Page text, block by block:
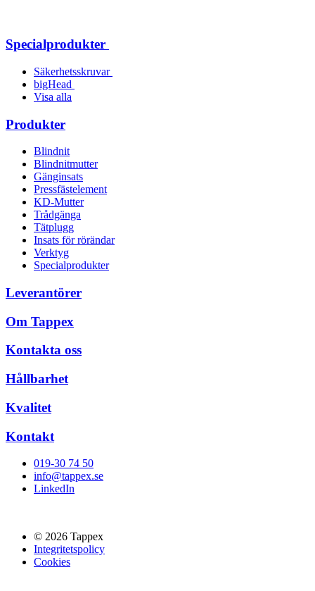
Specialprodukter
Säkerhetsskruvar
bigHead
Visa alla
Produkter
Blindnit
Blindnitmutter
Gänginsats
Pressfästelement
KD-Mutter
Trådgänga
Tätplugg
Insats för rörändar
Verktyg
Specialprodukter
Leverantörer
Om Tappex
Kontakta oss
Hållbarhet
Kvalitet
Kontakt
019-30 74 50
info@tappex.se
LinkedIn
© 2026 Tappex
Integritetspolicy
Cookies